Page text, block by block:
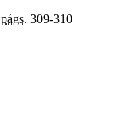
págs. 309-310